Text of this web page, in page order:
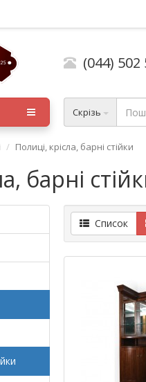
(044) 502
Скрізь
Полиці, крісла, барні стійки
барні
Список